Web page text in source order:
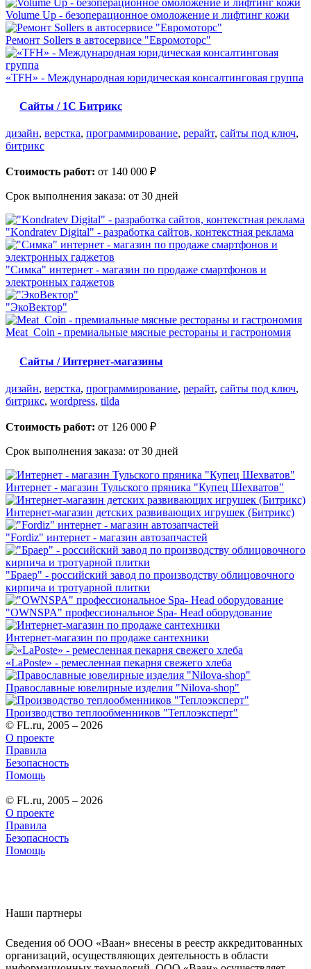
Volume Up - безоперационное омоложение и лифтинг кожи
Ремонт Sollers в автосервисе "Евромоторс"
«TFH» - Международная юридическая консалтинговая группа
Сайты / 1С Битрикс
дизайн, верстка, программирование, рерайт, сайты под ключ,
битрикс
Стоимость работ: от 140 000 ₽
Срок выполнения заказа: от 30 дней
"Kondratev Digital" - разработка сайтов, контекстная реклама
"Симка" интернет - магазин по продаже смартфонов и
электронных гаджетов
"ЭкоВектор"
Meat_Coin - премиальные мясные рестораны и гастрономия
Сайты / Интернет-магазины
дизайн, верстка, программирование, рерайт, сайты под ключ,
битрикс, wordpress, tilda
Стоимость работ: от 126 000 ₽
Срок выполнения заказа: от 30 дней
Интернет - магазин Тульского пряника "Купец Шехватов"
Интернет-магазин детских развивающих игрушек (Битрикс)
"Fordiz" интернет - магазин автозапчастей
"Браер" - российский завод по производству облицовочного
кирпича и тротуарной плитки
"OWNSPA" профессиональное Spa- Head оборудование
Интернет-магазин по продаже сантехники
«LaPoste» - ремесленная пекарня свежего хлеба
Православные ювелирные изделия "Nilova-shop"
Производство теплообменников "Теплоэксперт"
© FL.ru, 2005 – 2026
О проекте
Правила
Безопасность
Помощь
© FL.ru, 2005 – 2026
О проекте
Правила
Безопасность
Помощь
Наши партнеры
Сведения об ООО «Ваан» внесены в реестр аккредитованных
организаций, осуществляющих деятельность в области